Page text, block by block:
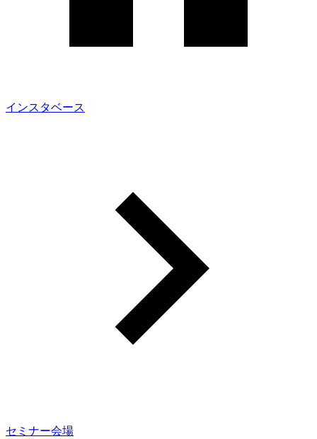
インスタベース
セミナー会場